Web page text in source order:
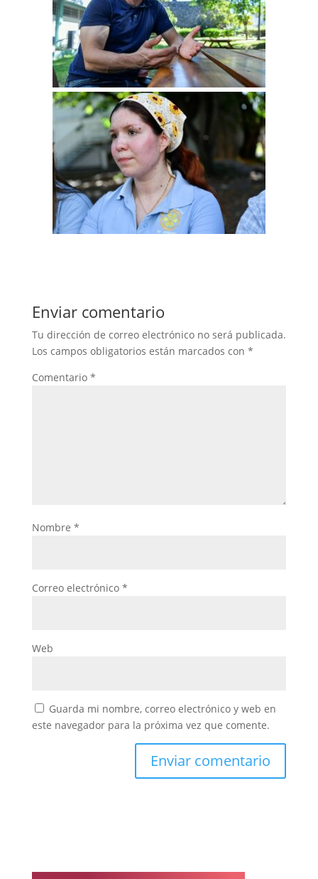
Enviar comentario
Tu dirección de correo electrónico no será publicada.
Los campos obligatorios están marcados con *
Comentario *
Nombre *
Correo electrónico *
Web
Guarda mi nombre, correo electrónico y web en
este navegador para la próxima vez que comente.